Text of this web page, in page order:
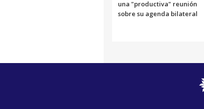
una "productiva" reunión
sobre su agenda bilateral